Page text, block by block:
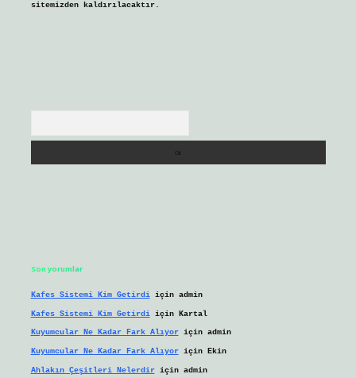
sitemizden kaldırılacaktır.
Son yorumlar
Kafes Sistemi Kim Getirdiiçin admin
Kafes Sistemi Kim Getirdiiçin Kartal
Kuyumcular Ne Kadar Fark Alıyoriçin admin
Kuyumcular Ne Kadar Fark Alıyoriçin Ekin
Ahlakın Çeşitleri Nelerdiriçin admin